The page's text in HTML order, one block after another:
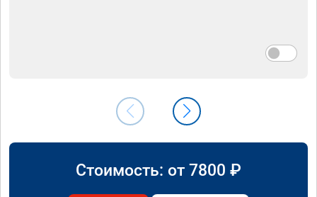
Стоимость: от 7800 ₽